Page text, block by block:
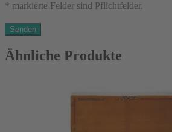
* markierte Felder sind Pflichtfelder.
Ähnliche Produkte